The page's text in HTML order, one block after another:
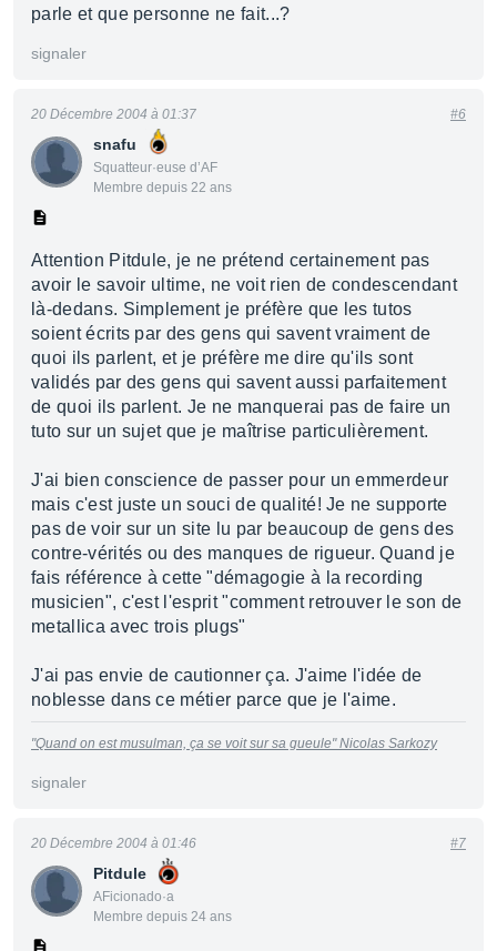
parle et que personne ne fait...?
signaler
snafu
Squatteur·euse d’AF
Membre depuis 22 ans
20 Décembre 2004 à 01:37 #6
Attention Pitdule, je ne prétend certainement pas
avoir le savoir ultime, ne voit rien de condescendant
là-dedans. Simplement je préfère que les tutos
soient écrits par des gens qui savent vraiment de
quoi ils parlent, et je préfère me dire qu'ils sont
validés par des gens qui savent aussi parfaitement
de quoi ils parlent. Je ne manquerai pas de faire un
tuto sur un sujet que je maîtrise particulièrement.
J'ai bien conscience de passer pour un emmerdeur
mais c'est juste un souci de qualité! Je ne supporte
pas de voir sur un site lu par beaucoup de gens des
contre-vérités ou des manques de rigueur. Quand je
fais référence à cette "démagogie à la recording
musicien", c'est l'esprit "comment retrouver le son de
metallica avec trois plugs"
J'ai pas envie de cautionner ça. J'aime l'idée de
noblesse dans ce métier parce que je l'aime.
"Quand on est musulman, ça se voit sur sa gueule"Nicolas Sarkozy
signaler
Pitdule
AFicionado·a
Membre depuis 24 ans
20 Décembre 2004 à 01:46 #7